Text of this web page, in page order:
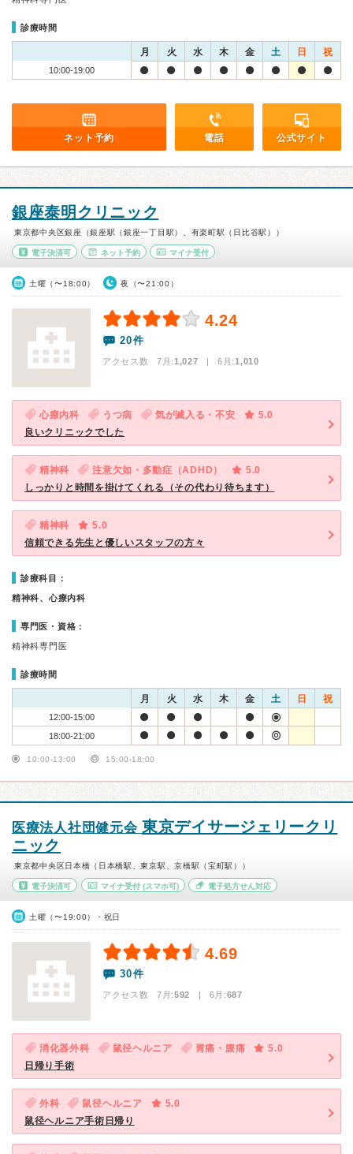
診療時間
月 火 水 木 金 土 日 祝
10:00-19:00
ネット予約 電話 公式サイト
銀座泰明クリニック
東京都中央区銀座（銀座駅（銀座一丁目駅）、有楽町駅（日比谷駅））
電子決済可 ネット予約 マイナ受付
土曜（〜18:00） 夜（〜21:00）
4.24
20件
アクセス数 7月:1,027 | 6月:1,010
心療内科 うつ病 気が滅入る・不安
5.0
良いクリニックでした
精神科 注意欠如・多動症（ADHD）
5.0
しっかりと時間を掛けてくれる（その代わり待ちます）
精神科
5.0
信頼できる先生と優しいスタッフの方々
診療科目：
精神科、心療内科
専門医・資格：
精神科専門医
診療時間
月 火 水 木 金 土 日 祝
12:00-15:00
18:00-21:00
10:00-13:00 15:00-18:00
医療法人社団健元会 東京デイサージェリークリ
ニック
東京都中央区日本橋（日本橋駅、東京駅、京橋駅（宝町駅））
電子決済可 マイナ受付(スマホ可) 電子処方せん対応
土曜（〜19:00）・祝日
4.69
30件
アクセス数 7月:592 | 6月:687
消化器外科 鼠径ヘルニア 胃痛・腹痛
5.0
日帰り手術
外科 鼠径ヘルニア
5.0
鼠径ヘルニア手術日帰り